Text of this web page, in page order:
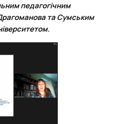
педагогічним
та Сумським